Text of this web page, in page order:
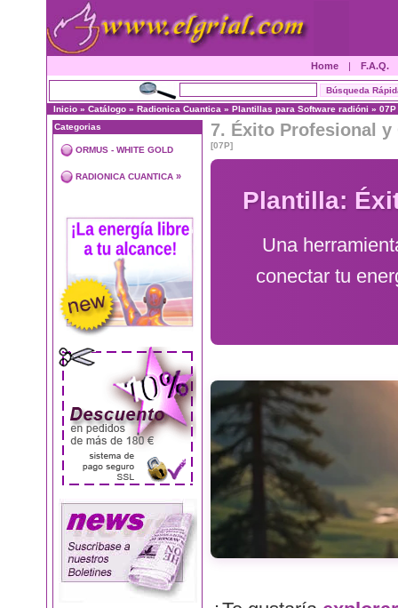
Home | F.A.Q.
Inicio » Catálogo » Radionica Cuantica » Plantillas para Software radióni » 07P
Categorias
ORMUS - WHITE GOLD
RADIONICA CUANTICA »
7. Éxito Profesional y
[07P]
Plantilla:
Una
conectar tu